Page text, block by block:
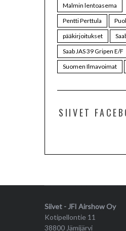
Malmin lentoasema
Pentti Perttula
pääkirjoitukset
Saab JAS 39 Gripen E/F
Suomen Ilmavoimat
SIIVET
Siivet - JFI Airshow Oy
Kotipellontie 11
38800 Jämijärvi